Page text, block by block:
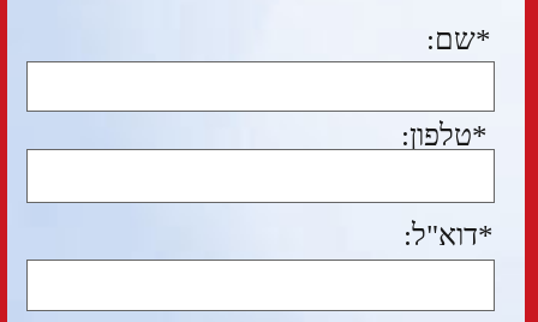
מייל: shofer@013.net​